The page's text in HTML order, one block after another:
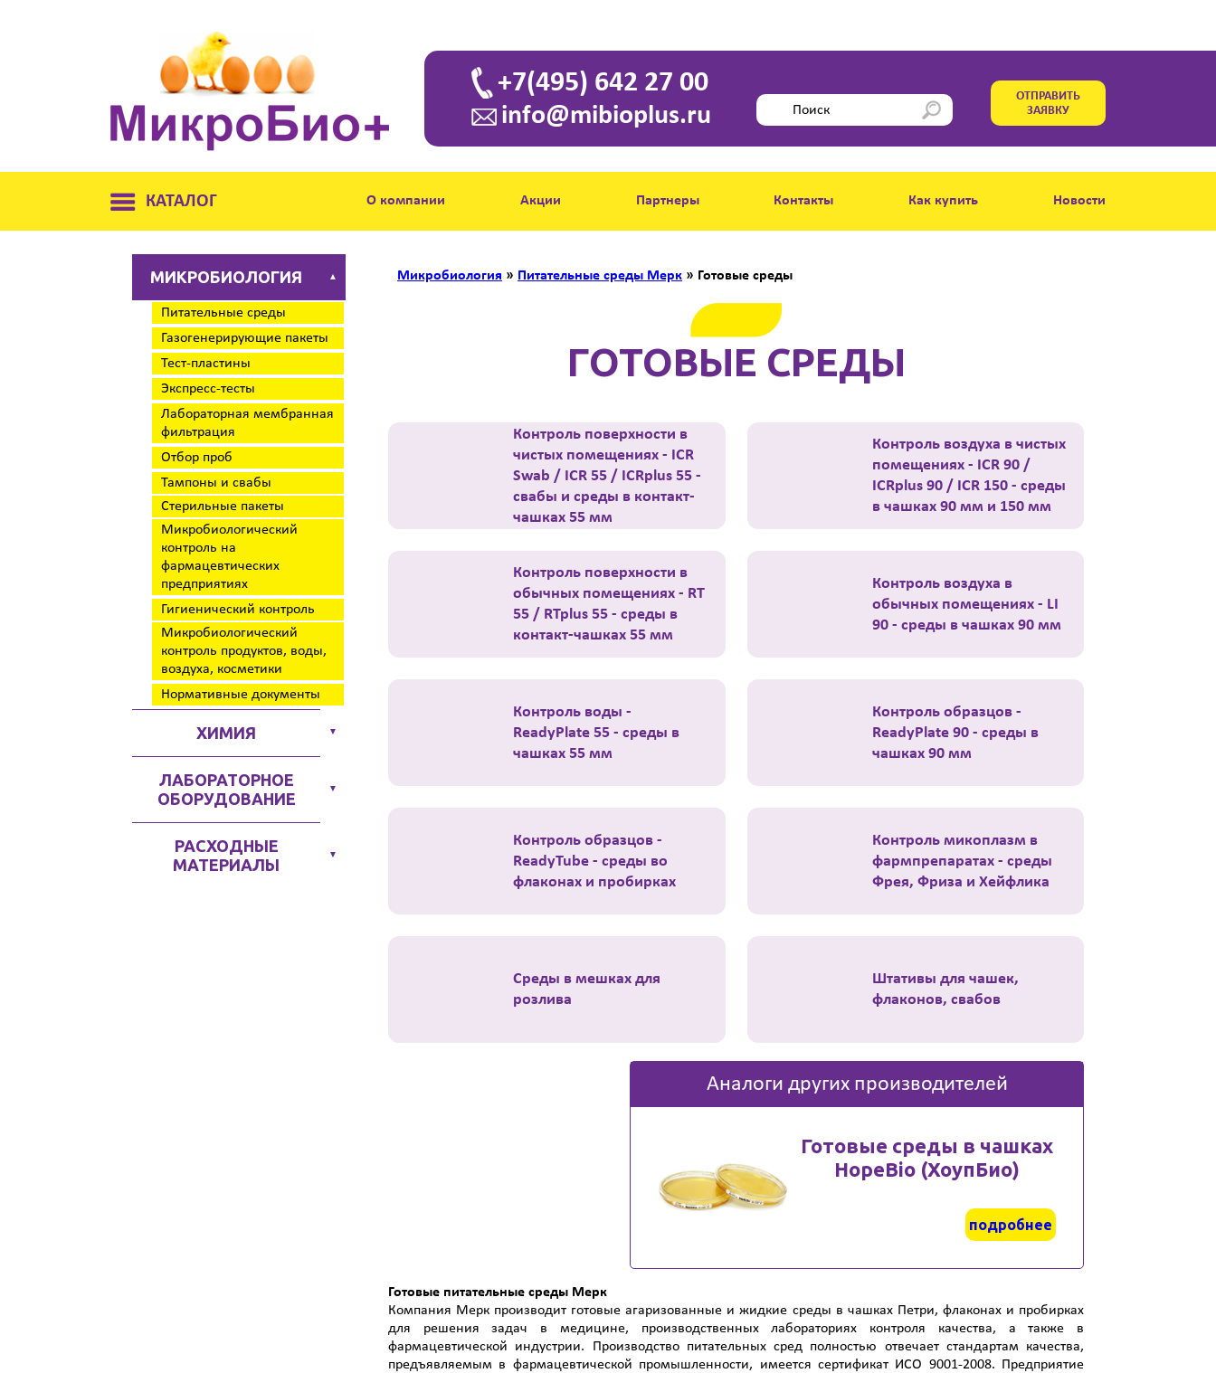
+7(495) 642 27 00
info@mibioplus.ru
ОТПРАВИТЬ
ЗАЯВКУ
КАТАЛОГ О компании Акции Партнеры Контакты Как купить Новости
МИКРОБИОЛОГИЯ ▲
Питательные среды
Газогенерирующие пакеты
Тест-пластины
Экспресс-тесты
Лабораторная мембранная
фильтрация
Отбор проб
Тампоны и свабы
Стерильные пакеты
Микробиологический
контроль на
фармацевтических
предприятиях
Гигиенический контроль
Микробиологический
контроль продуктов, воды,
воздуха, косметики
Нормативные документы
ХИМИЯ ▼
ЛАБОРАТОРНОЕ
ОБОРУДОВАНИЕ
▼
РАСХОДНЫЕ
МАТЕРИАЛЫ
▼
Микробиология » Питательные среды Мерк » Готовые среды
ГОТОВЫЕ СРЕДЫ
Контроль поверхности в
чистых помещениях - ICR
Swab / ICR 55 / ICRplus 55 -
свабы и среды в контакт-
чашках 55 мм
Контроль воздуха в чистых
помещениях - ICR 90 /
ICRplus 90 / ICR 150 - среды
в чашках 90 мм и 150 мм
Контроль поверхности в
обычных помещениях - RT
55 / RTplus 55 - среды в
контакт-чашках 55 мм
Контроль воздуха в
обычных помещениях - LI
90 - среды в чашках 90 мм
Контроль воды -
ReadyPlate 55 - среды в
чашках 55 мм
Контроль образцов -
ReadyPlate 90 - среды в
чашках 90 мм
Контроль образцов -
ReadyTube - среды во
флаконах и пробирках
Контроль микоплазм в
фармпрепаратах - среды
Фрея, Фриза и Хейфлика
Среды в мешках для
розлива
Штативы для чашек,
флаконов, свабов
Аналоги других производителей
Готовые среды в чашках
HopeBio (ХоупБио)
подробнее
Готовые питательные среды Мерк
Компания Мерк производит готовые агаризованные и жидкие среды в чашках Петри, флаконах и пробирках
для решения задач в медицине, производственных лабораториях контроля качества, а также в
фармацевтической индустрии. Производство питательных сред полностью отвечает стандартам качества,
предъявляемым в фармацевтической промышленности, имеется сертификат ИСО 9001-2008. Предприятие